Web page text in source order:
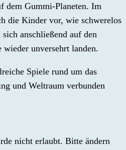
dem Gummi-Planeten. Im
die Kinder vor, wie schwerelos
anschließend auf den
unversehrt landen.
Spiele rund um das
und Weltraum verbunden
nicht erlaubt. Bitte ändern